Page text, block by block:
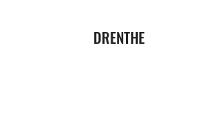
DRENTHE